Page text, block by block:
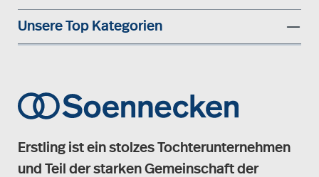
Unsere Top Kategorien
Erstling ist ein stolzes Tochterunternehmen
und Teil der starken Gemeinschaft der